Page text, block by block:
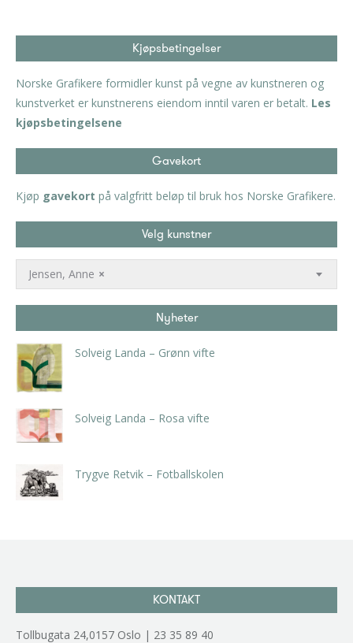
Kjøpsbetingelser
Norske Grafikere formidler kunst på vegne av kunstneren og
kunstverket er kunstnerens eiendom inntil varen er betalt. Les
kjøpsbetingelsene
Gavekort
Kjøp gavekort på valgfritt beløp til bruk hos Norske Grafikere.
Velg kunstner
×
Jensen, Anne
Nyheter
Solveig Landa – Grønn vifte
Solveig Landa – Rosa vifte
Trygve Retvik – Fotballskolen
KONTAKT
Tollbugata 24,0157 Oslo | 23 35 89 40